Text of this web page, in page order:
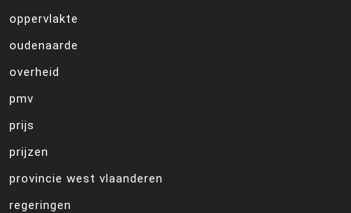
oppervlakte
oudenaarde
overheid
pmv
prijs
prijzen
provincie west vlaanderen
regeringen